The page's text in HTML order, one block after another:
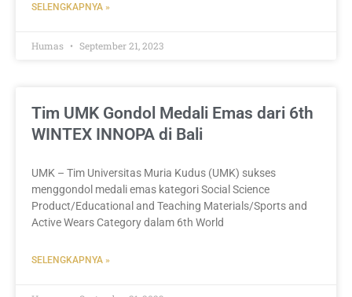
SELENGKAPNYA »
Humas September 21, 2023
Tim UMK Gondol Medali Emas dari 6th
WINTEX INNOPA di Bali
UMK – Tim Universitas Muria Kudus (UMK) sukses
menggondol medali emas kategori Social Science
Product/Educational and Teaching Materials/Sports and
Active Wears Category dalam 6th World
SELENGKAPNYA »